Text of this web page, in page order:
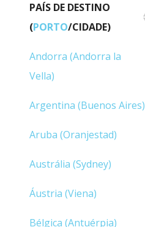
PAÍS DE DESTINO
(PORTO/CIDADE)
PAÍS DE DESTINO
(PORTO
Andorra (Andorra la
Vella)
Argentina (Buenos Aires)
Aruba (Oranjestad)
Austrália (Sydney)
Áustria (Viena)
Bélgica (Antuérpia)